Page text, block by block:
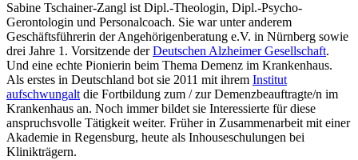
Sabine Tschainer-Zangl ist Dipl.-Theologin, Dipl.-Psycho-
Gerontologin und Personalcoach. Sie war unter anderem
Geschäftsführerin der Angehörigenberatung e.V. in Nürnberg sowie
drei Jahre 1. Vorsitzende derDeutschen Alzheimer Gesellschaft.
Und eine echte Pionierin beim Thema Demenz im Krankenhaus.
Als erstes in Deutschland bot sie 2011 mit ihrem Institut
aufschwungalt die Fortbildung zum / zur Demenzbeauftragte/n im
Krankenhaus an. Noch immer bildet sie Interessierte für diese
anspruchsvolle Tätigkeit weiter. Früher in Zusammenarbeit mit einer
Akademie in Regensburg, heute als Inhouseschulungen bei
Klinikträgern.